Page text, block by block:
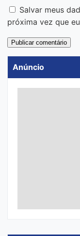
Salvar meus
próxima vez que
Anúncio